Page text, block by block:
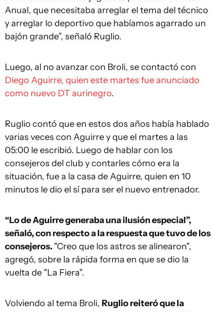
Anual, que necesitaba arreglar el tema del técnico
y arreglar lo deportivo que habíamos agarrado un
bajón grande”, señaló Ruglio.
Luego, al no avanzar con Broli, se contactó con
Diego Aguirre, quien este martes fue anunciado
como nuevo DT aurinegro.
Ruglio contó que en estos dos años había hablado
varias veces con Aguirre y que el martes a las
05:00 le escribió. Luego de hablar con los
consejeros del club y contarles cómo era la
situación, fue a la casa de Aguirre, quien en 10
minutos le dio el sí para ser el nuevo entrenador.
“Lo de Aguirre generaba una ilusión especial”,
señaló, con respecto a la respuesta que tuvo de los
consejeros. "Creo que los astros se alinearon",
agregó, sobre la rápida forma en que se dio la
vuelta de "La Fiera".
Volviendo al tema Broli, Ruglio reiteró que la